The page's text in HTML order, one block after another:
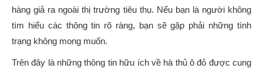
hàng giả ra ngoài thị trường tiêu thụ. Nếu bạn là người không
tìm hiểu các thông tin rõ ràng, bạn sẽ gặp phải những tình
trạng không mong muốn.
Trên đây là những thông tin hữu ích về hà thủ ô đỏ được cung